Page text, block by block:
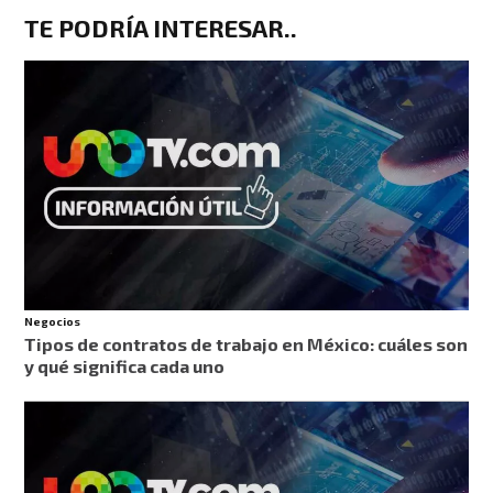
TE PODRÍA INTERESAR..
Negocios
Tipos de contratos de trabajo en México: cuáles son
y qué significa cada uno